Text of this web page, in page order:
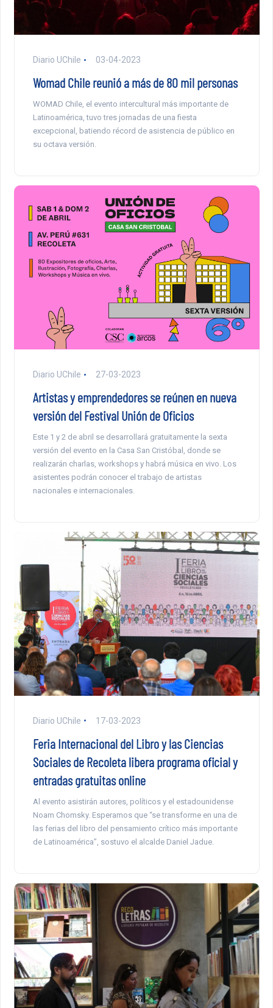
Diario UChile 03-04-2023
Womad Chile reunió a más de 80 mil personas
WOMAD Chile, el evento intercultural más importante de
Latinoamérica, tuvo tres jornadas de una fiesta
excepcional, batiendo récord de asistencia de público en
su octava versión.
Diario UChile 27-03-2023
Artistas y emprendedores se reúnen en nueva
versión del Festival Unión de Oficios
Este 1 y 2 de abril se desarrollará gratuitamente la sexta
versión del evento en la Casa San Cristóbal, donde se
realizarán charlas, workshops y habrá música en vivo. Los
asistentes podrán conocer el trabajo de artistas
nacionales e internacionales.
Diario UChile 17-03-2023
Feria Internacional del Libro y las Ciencias
Sociales de Recoleta libera programa oficial y
entradas gratuitas online
Al evento asistirán autores, políticos y el estadounidense
Noam Chomsky. Esperamos que “se transforme en una de
las ferias del libro del pensamiento crítico más importante
de Latinoamérica”, sostuvo el alcalde Daniel Jadue.